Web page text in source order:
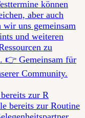
zur R